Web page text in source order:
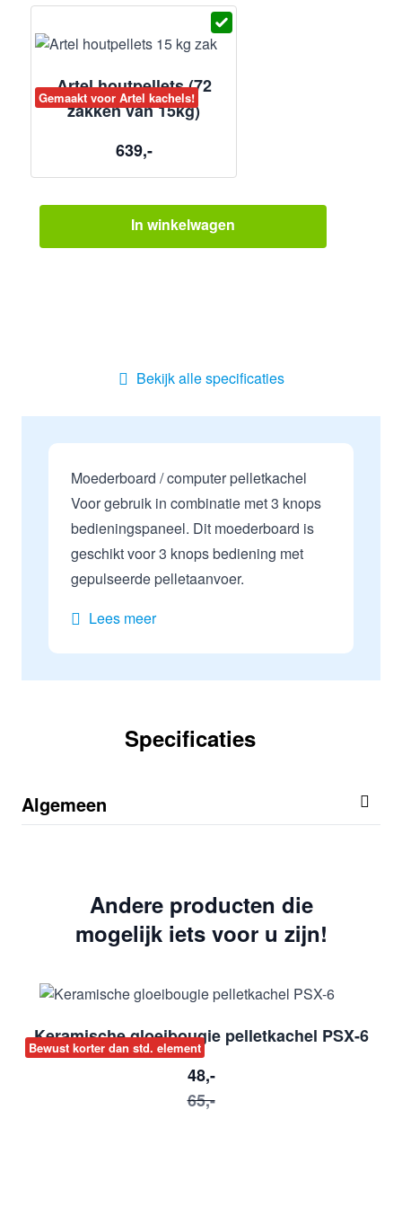
Gemaakt voor Artel kachels!
Artel houtpellets (72
zakken van 15kg)
639,-
In winkelwagen
Bekijk alle specificaties
Moederboard / computer pelletkachel
Voor gebruik in combinatie met 3 knops
bedieningspaneel. Dit moederboard is
geschikt voor 3 knops bediening met
gepulseerde pelletaanvoer.
Lees meer
Specificaties
Algemeen
Andere producten die
mogelijk iets voor u zijn!
Bewust korter dan std. element
Keramische gloeibougie pelletkachel PSX-6
48,-
65,-